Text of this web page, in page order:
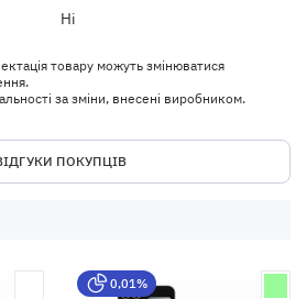
Ні
товару можуть змінюватися
за зміни, внесені виробником.
ПОКУПЦІВ
0,01%